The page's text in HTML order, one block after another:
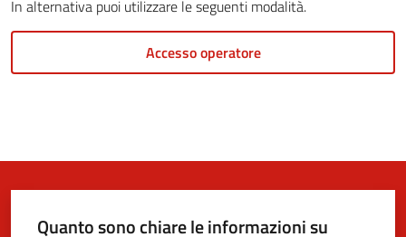
line
Tutti
In alternativa puoi utilizzare le seguenti modalità.
Accesso operatore
Quanto sono chiare le informazioni su